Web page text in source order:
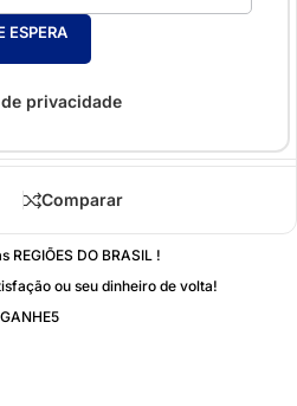
ESPERA
privacidade
Comparar
REGIÕES DO BRASIL !
ou seu dinheiro de volta!